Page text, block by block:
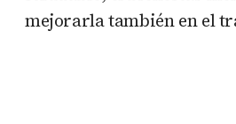
mejorarla también en el